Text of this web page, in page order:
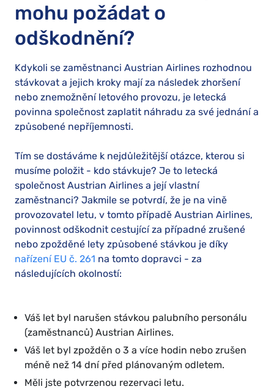
mohu požádat o
odškodnění?
Kdykoli se zaměstnanci Austrian Airlines rozhodnou
stávkovat a jejich kroky mají za následek zhoršení
nebo znemožnění letového provozu, je letecká
povinna společnost zaplatit náhradu za své jednání a
způsobené nepříjemnosti.
Tím se dostáváme k nejdůležitější otázce, kterou si
musíme položit - kdo stávkuje? Je to letecká
společnost Austrian Airlines a její vlastní
zaměstnanci? Jakmile se potvrdí, že je na vině
provozovatel letu, v tomto případě Austrian Airlines,
povinnost odškodnit cestující za případné zrušené
nebo zpožděné lety způsobené stávkou je díky
nařízení EU č. 261 na tomto dopravci - za
následujících okolností:
Váš let byl narušen stávkou palubního personálu
(zaměstnanců) Austrian Airlines.
Váš let byl zpožděn o 3 a více hodin nebo zrušen
méně než 14 dní před plánovaným odletem.
Měli jste potvrzenou rezervaci letu.